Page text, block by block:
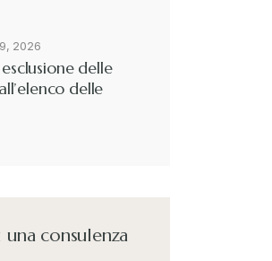
2026
esclusione delle
delle
consulenza